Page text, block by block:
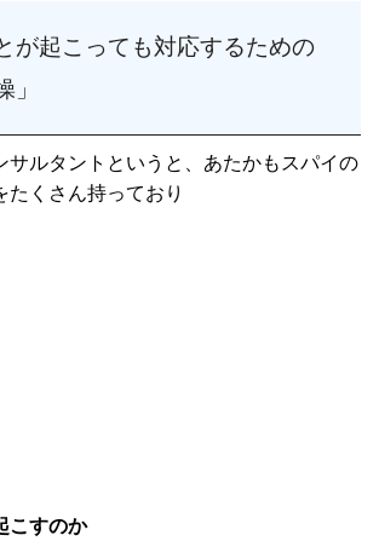
が起こっても対応するための
」
サルタントというと、あたかもスパイの
たくさん持っており
こすのか